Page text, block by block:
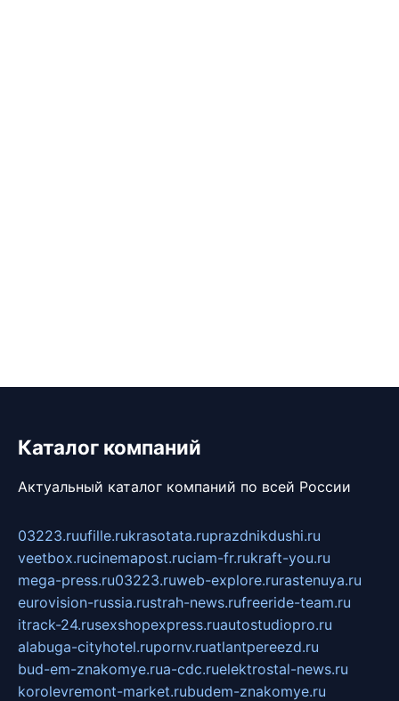
Каталог компаний
Актуальный каталог компаний по всей России
03223.ruufille.rukrasotata.ruprazdnikdushi.ru
veetbox.rucinemapost.ruciam-fr.rukraft-you.ru
mega-press.ru03223.ruweb-explore.rurastenuya.ru
eurovision-russia.rustrah-news.rufreeride-team.ru
itrack-24.rusexshopexpress.ruautostudiopro.ru
alabuga-cityhotel.rupornv.ruatlantpereezd.ru
bud-em-znakomye.rua-cdc.ruelektrostal-news.ru
korolevremont-market.rubudem-znakomye.ru